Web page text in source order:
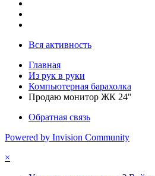
Вся активность
Главная
Из рук в руки
Компьютерная барахолка
Продаю монитор ЖК 24"
Обратная связь
Powered by Invision Community
×